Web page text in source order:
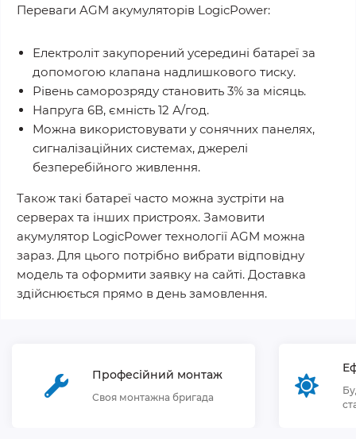
Переваги AGM акумуляторів LogicPower:
Електроліт закупорений усередині батареї за
допомогою клапана надлишкового тиску.
Рівень саморозряду становить 3% за місяць.
Напруга 6В, ємність 12 А/год.
Можна використовувати у сонячних панелях,
сигналізаційних системах, джерелі
безперебійного живлення.
Також такі батареї часто можна зустріти на
серверах та інших пристроях. Замовити
акумулятор LogicPower технології AGM можна
зараз. Для цього потрібно вибрати відповідну
модель та оформити заявку на сайті. Доставка
здійснюється прямо в день замовлення.
Професійний монтаж
Своя монтажна бригада